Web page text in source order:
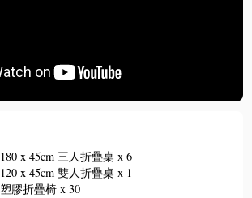
180 x 45cm 三人折疊桌 x 6
120 x 45cm 雙人折疊桌 x 1
塑膠折疊椅 x 30